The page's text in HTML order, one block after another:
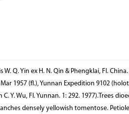
W. Q. Yin ex H. N. Qin & Phengklai, Fl.
1957 (fl.), Yunnan Expedition 9102
C. Y. Wu, Fl. Yunnan. 1: 292.
densely yellowish tomentose.